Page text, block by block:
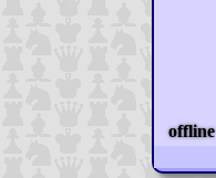
offline